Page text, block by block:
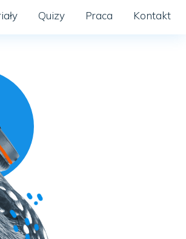
Quizy Praca Kontakt